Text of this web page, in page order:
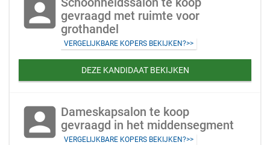
account_box gevraagd met ruimte voor
grothandel
VERGELIJKBARE KOPERS BEKIJKEN?>>
DEZE KANDIDAAT BEKIJKEN
account_box Dameskapsalon te koop
gevraagd in het middensegment
VERGELIJKBARE KOPERS BEKIJKEN?>>